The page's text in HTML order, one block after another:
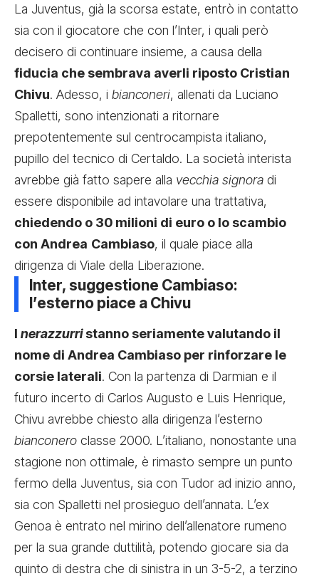
La Juventus, già la scorsa estate, entrò in contatto
sia con il giocatore che con l’Inter, i quali però
decisero di continuare insieme, a causa della
fiducia che sembrava averli riposto Cristian
Chivu. Adesso, i bianconeri, allenati da Luciano
Spalletti, sono intenzionati a ritornare
prepotentemente sul centrocampista italiano,
pupillo del tecnico di Certaldo. La società interista
avrebbe già fatto sapere alla vecchia signora di
essere disponibile ad intavolare una trattativa,
chiedendo o 30 milioni di euro o lo scambio
con Andrea Cambiaso, il quale piace alla
dirigenza di Viale della Liberazione.
Inter, suggestione Cambiaso:
l’esterno piace a Chivu
I nerazzurristanno seriamente valutando il
nome di Andrea Cambiaso per rinforzare le
corsie laterali. Con la partenza di Darmian e il
futuro incerto di Carlos Augusto e Luis Henrique,
Chivu avrebbe chiesto alla dirigenza l’esterno
bianconero classe 2000. L’italiano, nonostante una
stagione non ottimale, è rimasto sempre un punto
fermo della Juventus, sia con Tudor ad inizio anno,
sia con Spalletti nel prosieguo dell’annata. L’ex
Genoa è entrato nel mirino dell’allenatore rumeno
per la sua grande duttilità, potendo giocare sia da
quinto di destra che di sinistra in un 3-5-2, a terzino